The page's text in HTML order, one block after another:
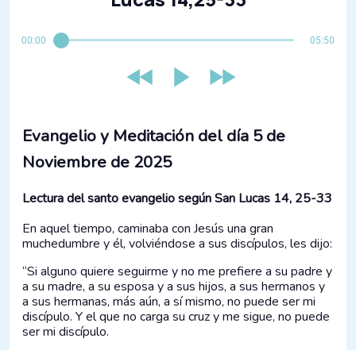
00:00 05:50
Evangelio y Meditación del día 5 de
Noviembre de 2025
Lectura del santo evangelio según San Lucas 14, 25-33
En aquel tiempo, caminaba con Jesús una gran
muchedumbre y él, volviéndose a sus discípulos, les dijo:
“Si alguno quiere seguirme y no me prefiere a su padre y
a su madre, a su esposa y a sus hijos, a sus hermanos y
a sus hermanas, más aún, a sí mismo, no puede ser mi
discípulo. Y el que no carga su cruz y me sigue, no puede
ser mi discípulo.